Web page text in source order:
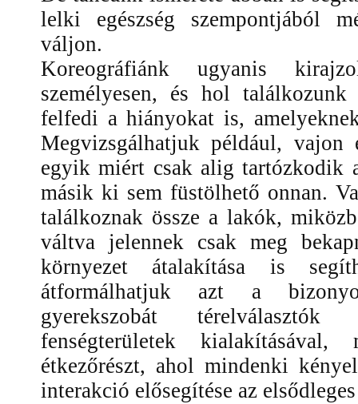
lelki egészség szempontjából
váljon.
Koreográfiánk ugyanis
személyesen, és hol találkozunk
felfedi a hiányokat is,
Megvizsgálhatjuk például,
egyik miért csak alig tartózkodik
másik ki sem füstölhető onnan.
találkoznak össze a lakók,
váltva jelennek csak meg
környezet átalakítása is
átformálhatjuk azt a
gyerekszobát
fenségterületek
étkezőrészt, ahol mindenki
interakció elősegítése az